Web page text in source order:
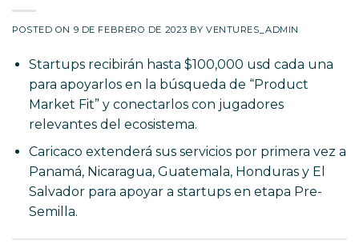
POSTED ON 9 DE FEBRERO DE 2023 BYVENTURES_ADMIN
Startups recibirán hasta $100,000 usd cada una
para apoyarlos en la búsqueda de “Product
Market Fit” y conectarlos con jugadores
relevantes del ecosistema.
Caricaco extenderá sus servicios por primera vez a
Panamá, Nicaragua, Guatemala, Honduras y El
Salvador para apoyar a startups en etapa Pre-
Semilla.